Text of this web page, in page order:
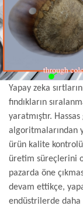
Yapay zeka
fındıkların
yaratmıştır.
algoritmalarından
ürün kalite
üretim süreçlerini
pazarda öne
devam ettikçe,
endüstrilerde daha